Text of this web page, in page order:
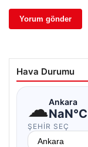
Hava Durumu
☁Ankara
NaN°C
ŞEHIR SEÇ